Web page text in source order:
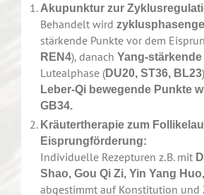
Akupunktur zur
Behandelt wird
stärkende Punkte vor dem
REN4), danach Yang-
Lutealphase (DU20, ST36, BL23
Leber-Qi bewegende Punkte
GB34.
Kräutertherapie zum
Eisprungförderung:
Individuelle Rezepturen z. B. mit
Shao, Gou Qi Zi, Yin Yang
abgestimmt auf Konstitution und